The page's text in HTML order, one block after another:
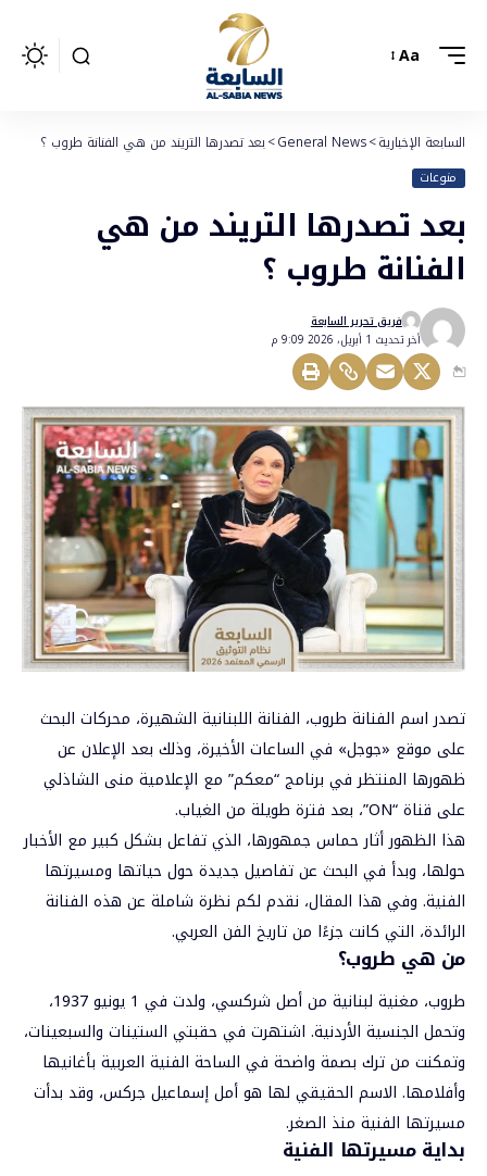
Aa
السابعة الإخبارية>
General News
>بعد تصدرها التريند من هي الفنانة طروب ؟
منوعات
بعد تصدرها التريند من هي
الفنانة طروب ؟
أخر تحديث 1 أبريل، 2026 9:09 م
فريق تحرير السابعة
تصدر اسم الفنانة طروب، الفنانة اللبنانية الشهيرة، محركات البحث
على موقع «جوجل» في الساعات الأخيرة، وذلك بعد الإعلان عن
ظهورها المنتظر في برنامج “معكم” مع الإعلامية منى الشاذلي
على قناة “ON”، بعد فترة طويلة من الغياب.
هذا الظهور أثار حماس جمهورها، الذي تفاعل بشكل كبير مع الأخبار
حولها، وبدأ في البحث عن تفاصيل جديدة حول حياتها ومسيرتها
الفنية. وفي هذا المقال، نقدم لكم نظرة شاملة عن هذه الفنانة
الرائدة، التي كانت جزءًا من تاريخ الفن العربي.
من هي طروب؟
طروب، مغنية لبنانية من أصل شركسي، ولدت في 1 يونيو 1937،
وتحمل الجنسية الأردنية. اشتهرت في حقبتي الستينات والسبعينات،
وتمكنت من ترك بصمة واضحة في الساحة الفنية العربية بأغانيها
وأفلامها. الاسم الحقيقي لها هو أمل إسماعيل جركس، وقد بدأت
مسيرتها الفنية منذ الصغر.
بداية مسيرتها الفنية